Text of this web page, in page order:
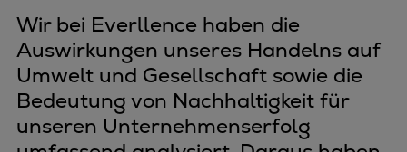
Wir bei Everllence haben die
Auswirkungen unseres Handelns auf
Umwelt und Gesellschaft sowie die
Bedeutung von Nachhaltigkeit für
unseren Unternehmenserfolg